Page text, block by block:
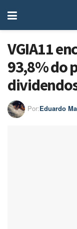
VGIA11
93,8% do
Por:Eduardo